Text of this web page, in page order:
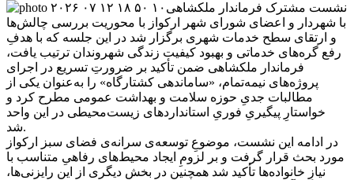
نشست مشترک فرماندار ملکشاهی
با شهردار و اعضای شورای شهر ارکواز با محوریت بررسی چالش‌ها
و ارتقای سطح خدمات شهری برگزار شد در این جلسه که با هدفِ
رفع گره‌های خدماتی و بهبود کیفیت زندگی شهروندان ترتیب یافت،
فرماندار ملکشاهی ضمن تأکید بر ضرورتِ تسریع در اجرای
پروژه‌های نیمه‌تمام، «ساماندهی کشتارگاه» را به‌عنوان یکی از
مطالبات جدیِ حوزه سلامت و بهداشت عمومی مطرح کرد و
خواستارِ پیگیریِ فوریِ استانداردهای زیست‌محیطی در این واحد
شد.
در ادامه این نشست، موضوعِ توسعه‌ی سرانه‌ی فضای سبز ارکواز
مورد بحث قرار گرفت و بر لزومِ ایجاد محیط‌های رفاهیِ متناسب با
نیازِ خانواده‌ها تأکید شد همچنین در بخشِ دیگری از این رایزنی‌ها،